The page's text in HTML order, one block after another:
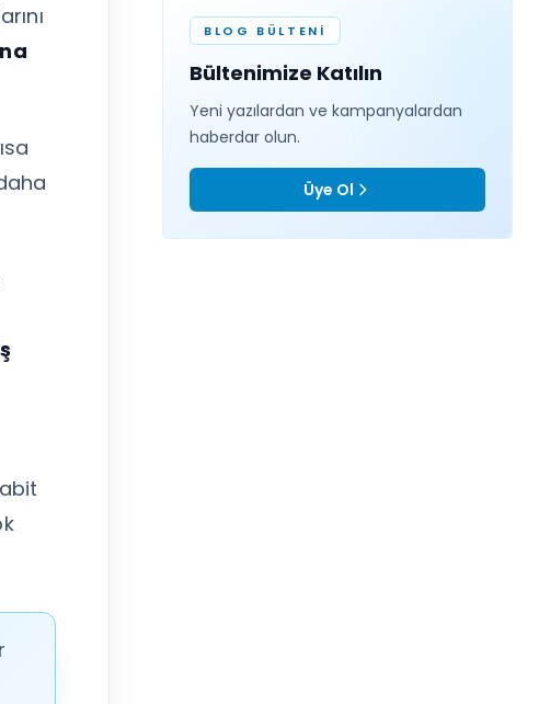
BLOG BÜLTENI
Bültenimize Katılın
Yeni yazılardan ve kampanyalardan
haberdar olun.
Üye Ol